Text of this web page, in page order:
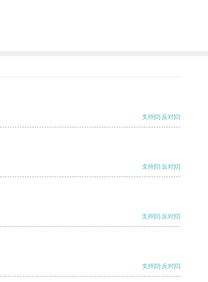
支持[0] 反对[0]
支持[0] 反对[0]
支持[0] 反对[0]
支持[0] 反对[0]